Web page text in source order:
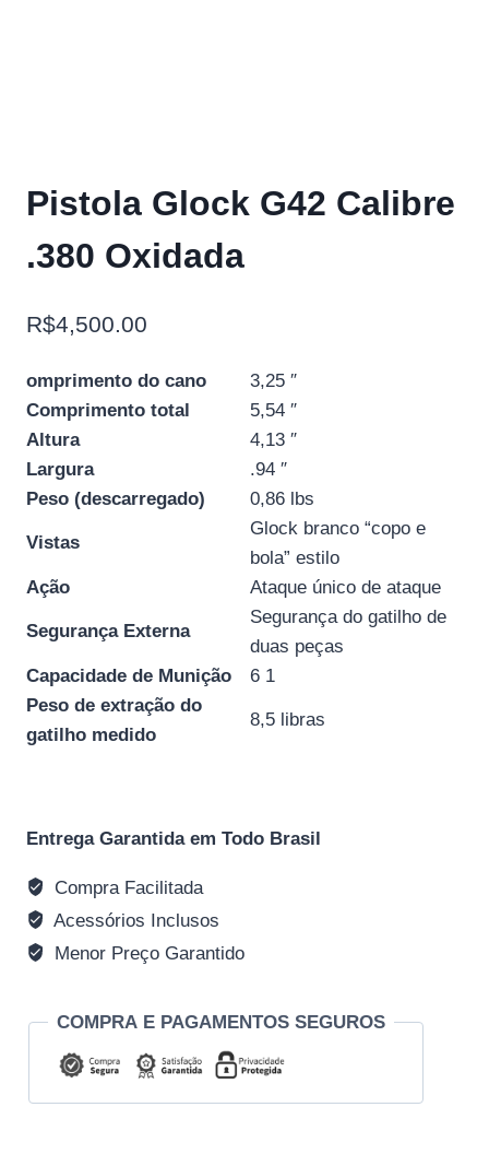
Pistola Glock G42 Calibre
.380 Oxidada
R$4,500.00
omprimento do cano
3,25 ″
Comprimento total
5,54 ″
Altura
4,13 ″
Largura
.94 ″
Peso (descarregado)
0,86 lbs
Vistas
Glock branco “copo e
bola” estilo
Ação
Ataque único de ataque
Segurança Externa
Segurança do gatilho de
duas peças
Capacidade de Munição
6 1
Peso de extração do
gatilho medido
8,5 libras
Entrega Garantida em Todo Brasil
Compra Facilitada
Acessórios Inclusos
Menor Preço Garantido
COMPRA E PAGAMENTOS SEGUROS